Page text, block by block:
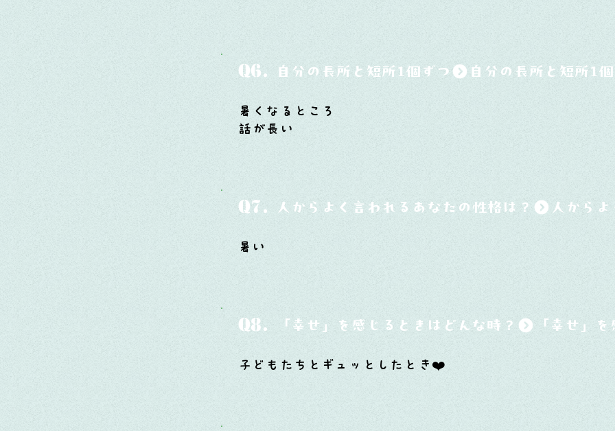
Q6. 自分の長所と短所1個ずつ
暑くなるところ
話が長い
Q7. 人からよく言われるあなたの性格は？
暑い
Q8. 「幸せ」を感じるときはどんな時？
子どもたちとギュッとしたとき❤️